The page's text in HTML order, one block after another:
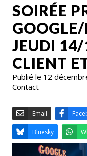
SOIRÉE
JEUDI 14/
CLIENT
Publié le 12
Contact